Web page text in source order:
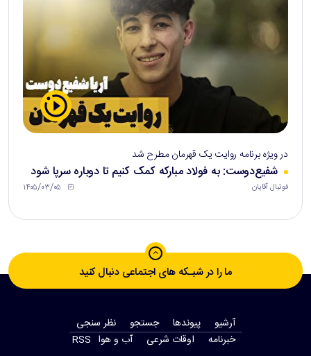
در ویژه برنامه روایت یک قهرمان مطرح شد
شفیع‌دوست: به فولاد مبارکه کمک کنیم تا دوباره سرپا شود
فوتبال آقایان ۱۴۰۵/۰۳/۰۵
ما را در شبـکه های اجتماعی دنبال کنید
آرشیو پیوندها جستجو
نظر سنجی
‫خبرنامه‬
اوقات شرعی آب و هوا RSS